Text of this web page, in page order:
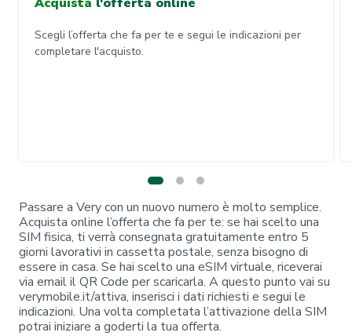
Scegli l’offerta che fa per te e segui le indicazioni per
completare l'acquisto.
Passare a Very con un nuovo numero è molto semplice.
Acquista online l’offerta che fa per te: se hai scelto una
SIM fisica, ti verrà consegnata gratuitamente entro 5
giorni lavorativi in cassetta postale, senza bisogno di
essere in casa. Se hai scelto una eSIM virtuale, riceverai
via email il QR Code per scaricarla. A questo punto vai su
verymobile.it/attiva, inserisci i dati richiesti e segui le
indicazioni. Una volta completata l’attivazione della SIM
potrai iniziare a goderti la tua offerta.